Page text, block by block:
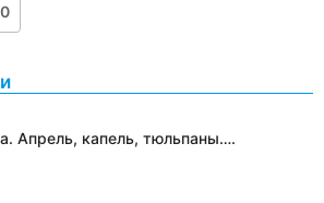
0
Апрель, капель, тюльпаны….